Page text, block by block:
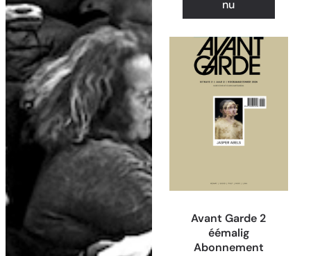
nu
Avant Garde 2
éémalig
Abonnement